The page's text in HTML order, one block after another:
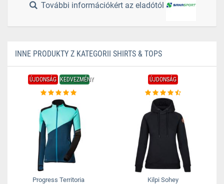
További információkért az eladótól
INNE PRODUKTY Z KATEGORII SHIRTS & TOPS
ÚJDONSÁG KEDVEZMÉNY
Progress Territoria
ÚJDONSÁG
Kilpi Sohey